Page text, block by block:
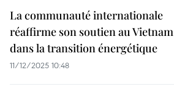
La communauté internationale
réaffirme son soutien au Vietnam
dans la transition énergétique
11/12/2025 10:48